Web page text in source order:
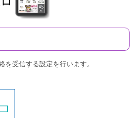
を受信する設定を行います。